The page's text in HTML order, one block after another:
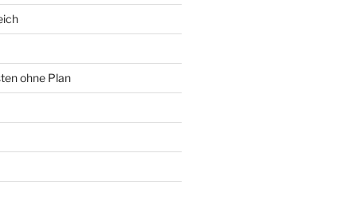
ohne Plan